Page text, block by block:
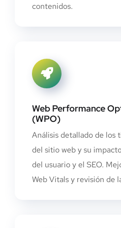
contenidos.
Web Performance
(WPO)
Análisis detallado de los
del sitio web y su
del usuario y el SEO.
Web Vitals y revisión de